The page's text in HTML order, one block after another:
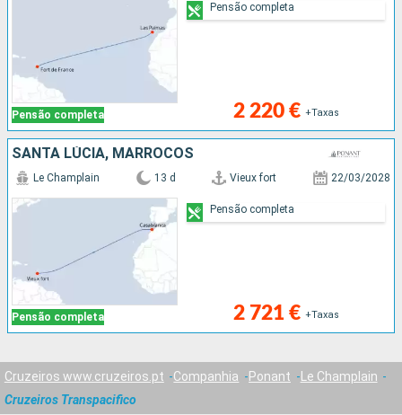
Pensão completa 2 220 € +Taxas
Pensão completa
SANTA LÚCIA, MARROCOS
Pensão completa
Le Champlain 13 d Vieux fort 22/03/2028
2 721 € +Taxas
Pensão completa
Cruzeiros www.cruzeiros.pt Companhia Ponant
Le Champlain
Cruzeiros Transpacifico